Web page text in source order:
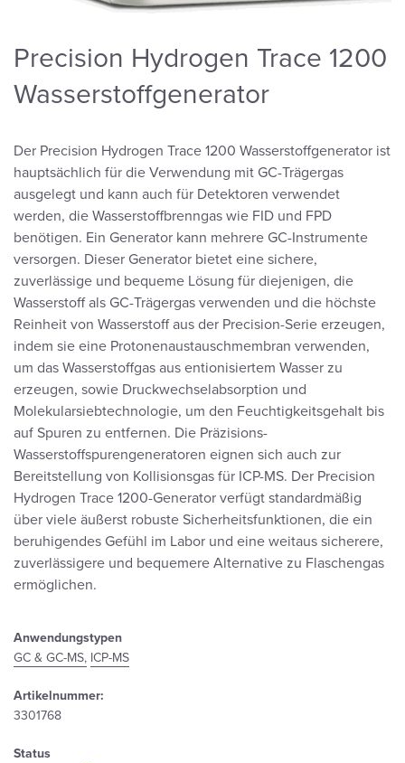
Anwendungstypen
GC & GC-MS, ICP-MS
Artikelnummer:
3301768
Status
Precision Hydrogen Trace 1200
Wasserstoffgenerator
Der Precision Hydrogen Trace 1200 Wasserstoffgenerator ist
hauptsächlich für die Verwendung mit GC-Trägergas
ausgelegt und kann auch für Detektoren verwendet
werden, die Wasserstoffbrenngas wie FID und FPD
benötigen. Ein Generator kann mehrere GC-Instrumente
versorgen. Dieser Generator bietet eine sichere,
zuverlässige und bequeme Lösung für diejenigen, die
Wasserstoff als GC-Trägergas verwenden und die höchste
Reinheit von Wasserstoff aus der Precision-Serie erzeugen,
indem sie eine Protonenaustauschmembran verwenden,
um das Wasserstoffgas aus entionisiertem Wasser zu
erzeugen, sowie Druckwechselabsorption und
Molekularsiebtechnologie, um den Feuchtigkeitsgehalt bis
auf Spuren zu entfernen. Die Präzisions-
Wasserstoffspurengeneratoren eignen sich auch zur
Bereitstellung von Kollisionsgas für ICP-MS. Der Precision
Hydrogen Trace 1200-Generator verfügt standardmäßig
über viele äußerst robuste Sicherheitsfunktionen, die ein
beruhigendes Gefühl im Labor und eine weitaus sicherere,
zuverlässigere und bequemere Alternative zu Flaschengas
ermöglichen.